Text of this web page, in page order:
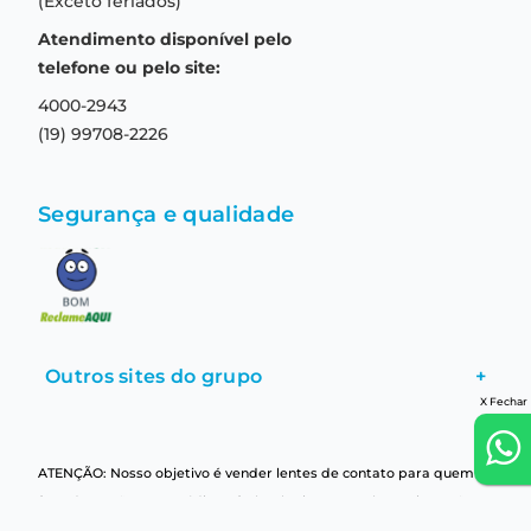
Aviso de privacidade
Termos e condições de uso
Central de relacionamento
Atendimento disponível pelo
telefone ou pelo site:
4000-2943
(19) 99708-2226
Segurança e qualidade
Outros sites do grupo +
ATENÇÃO: Nosso objetivo é vender lentes de contato para quem
fez adaptação com Médico Oftalmologista e recebeu orientação
X Fechar